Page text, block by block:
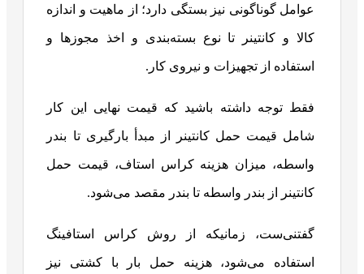
عوامل گوناگونی نیز بستگی دارد؛ از ماهیت و اندازه
کالا و کانتینر تا نوع بسته‌بندی و اخذ مجوزها و
استفاده از تجهیزات و نیروی کار.
فقط توجه داشته باشید که قیمت نهایی این کار
شامل قیمت حمل کانتینر از مبدأ بارگیری تا بندر
واسطه، میزان هزینه کراس استاف، قیمت حمل
کانتینر از بندر واسطه تا بندر مقصد می‌شود.
گفتنی‌ست، زمانیکه از روش کراس استافینگ
استفاده می‌شود، هزینه حمل بار با کشتی نیز